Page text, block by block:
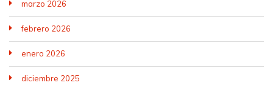
marzo 2026
febrero 2026
enero 2026
diciembre 2025